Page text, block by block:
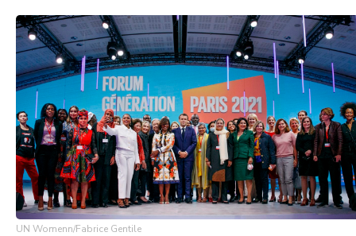
UN Womenn/Fabrice Gentile